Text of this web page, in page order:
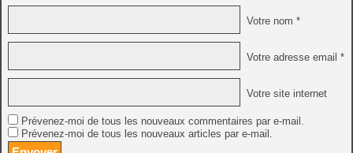
Votre nom *
Votre adresse email *
Votre site internet
Prévenez-moi de tous les nouveaux commentaires par e-mail.
Prévenez-moi de tous les nouveaux articles par e-mail.